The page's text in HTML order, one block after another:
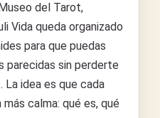
del Tarot,
Vida queda organizado
para que puedas
parecidas sin perderte
idea es que cada
calma: qué es, qué